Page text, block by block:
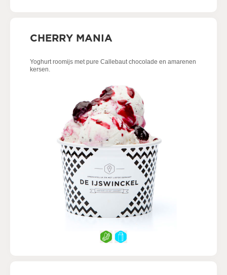
CHERRY MANIA
Yoghurt roomijs met pure Callebaut chocolade en amarenen
kersen.